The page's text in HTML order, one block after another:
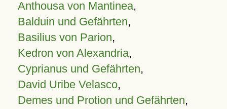
Anthousa von Mantinea,
Balduin und Gefährten,
Basilius von Parion,
Kedron von Alexandria,
Cyprianus und Gefährten,
David Uribe Velasco,
Demes und Protion und Gefährten,